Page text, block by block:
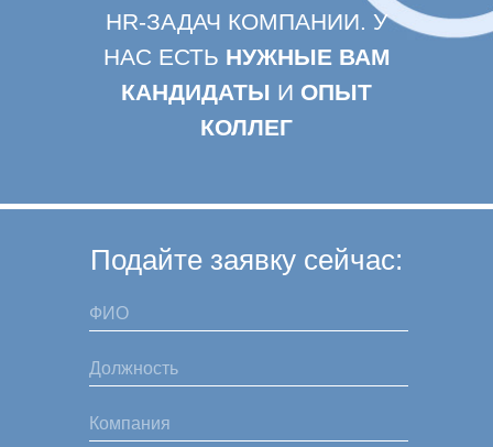
Подайте заявку сейчас:
HR-ЗАДАЧ КОМПАНИИ. У
НАС ЕСТЬ НУЖНЫЕ ВАМ
КАНДИДАТЫ И ОПЫТ
КОЛЛЕГ